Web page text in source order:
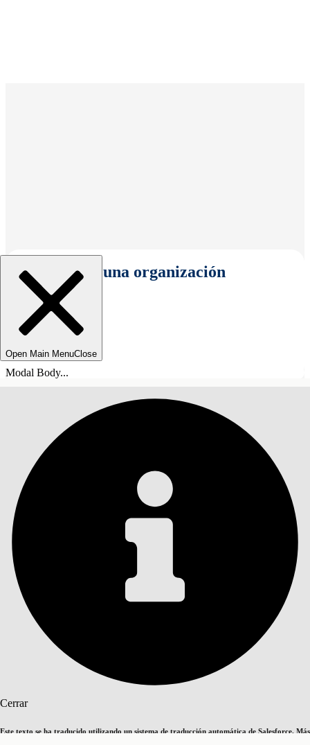
Seleccionar una organización
Open Main MenuClose
Modal Body...
Cerrar
Este texto se ha traducido utilizando un sistema de traducción automática de Salesforce. Más
Índice de materias
ÍNDICE DE MATERIAS
Buscar